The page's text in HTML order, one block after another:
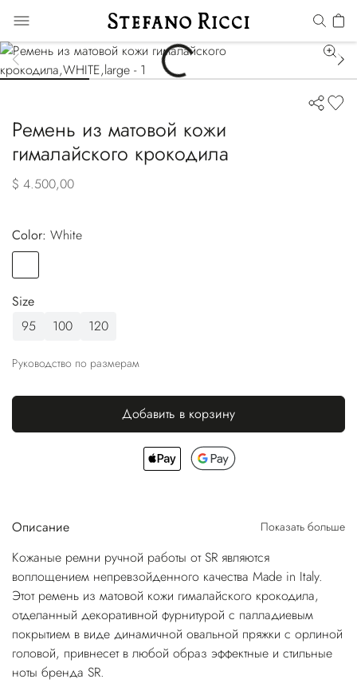
Ремень из матовой кожи
гималайского крокодила
$ 4.500,00
Color:
white
Size
95
100 120
Руководство по размерам
Добавить в корзину
Описание Показать больше
Кожаные ремни ручной работы от SR являются
воплощением непревзойденного качества Made in Italy.
Этот ремень из матовой кожи гималайского крокодила,
отделанный декоративной фурнитурой с палладиевым
покрытием в виде динамичной овальной пряжки с орлиной
головой, привнесет в любой образ эффектные и стильные
ноты бренда SR.